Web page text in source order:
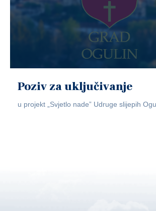
Poziv za uključivanje
u projekt „Svjetlo nade” Udruge slijepih